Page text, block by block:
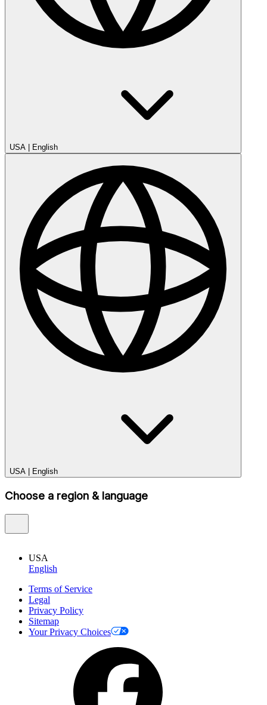
USA English
USA English
Choose a region & language
USA
English
Terms of Service
Legal
Privacy Policy
Sitemap
Your Privacy Choices